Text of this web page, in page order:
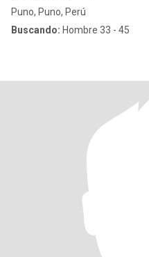
Puno, Puno, Perú
Buscando: Hombre 33 - 45